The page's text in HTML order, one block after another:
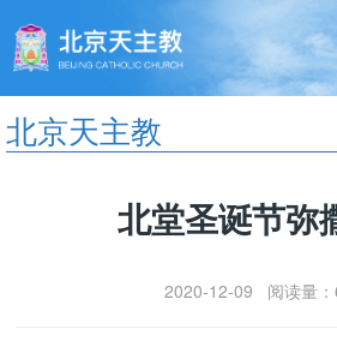
北京天主教
北堂圣诞节弥
2020-12-09 阅读量：